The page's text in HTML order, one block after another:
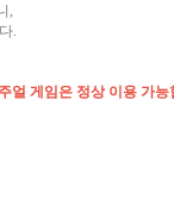
,
.
얼 게임은 정상 이용 가능